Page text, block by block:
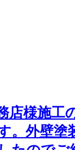
様施工
。外壁塗